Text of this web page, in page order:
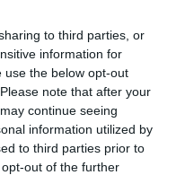
to third parties, or
information for
use the below opt-out
note that after your
continue seeing
information utilized by
to third parties prior to
out of the further